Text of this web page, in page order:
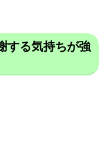
する気持ちが強